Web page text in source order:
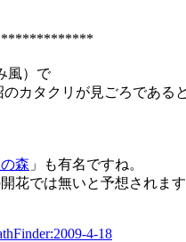
風）で
カタクリが見ごろである
森 」も有名ですね。
花では無いと予想されま
4-18